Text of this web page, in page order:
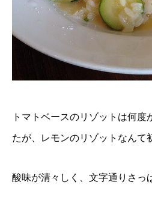
トマトベースのリゾットは何度
たが、レモンのリゾットなんて
酸味が清々しく、文字通りさっ